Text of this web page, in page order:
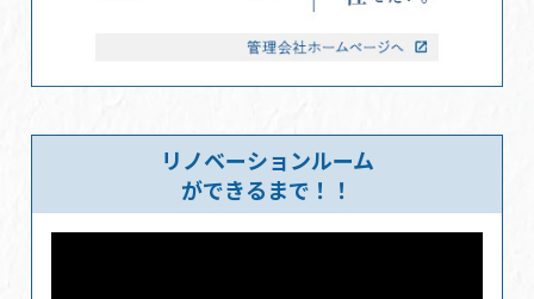
リノベーションルーム
ができるまで！！